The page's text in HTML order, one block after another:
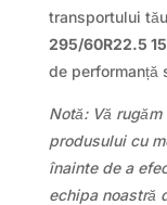
transportului
295/60R22.5
de performanță
Notă: Vă
produsului cu
înainte de a
echipa noastră